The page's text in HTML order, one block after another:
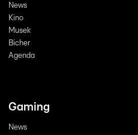
News
Kino
Musek
Bicher
Agenda
Gaming
News